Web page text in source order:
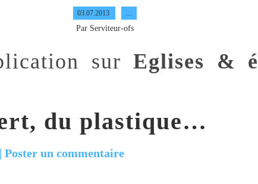
03.07.2013
Par Serviteur-ofs
surEglises &
du plastique…
| Poster un commentaire